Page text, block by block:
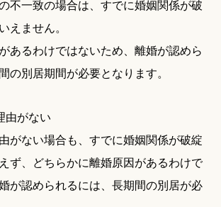
不一致の場合は、すでに婚姻関係が破
えません。
あるわけではないため、離婚が認めら
の別居期間が必要となります。
由がない
がない場合も、すでに婚姻関係が破綻
ず、どちらかに離婚原因があるわけで
が認められるには、長期間の別居が必